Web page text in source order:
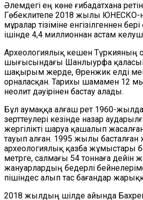
Әлемдегі ең көне ғибадатхана
Гөбеклитепе 2018 жылы ЮНЕСКО-
мұралар тізіміне енгізілгеннен
ішінде 4,4 миллионнан астам
Археологиялық кешен Түркияның
шығысындағы Шанлыурфа
шақырым жерде, Өренжик елді
орналасқан. Тарихы шамамен 12
неолит дәуірінен бастау алады.
Бұл аумаққа алғаш рет 1960-
зерттеулері кезінде назар
жергілікті шаруа қашалып
тауып алған. 1995 жылы басталған
археологиялық қазба жұмыстары
метрге, салмағы 54 тоннаға дейін
жануарлардың бедерлі
пішіндес алып тас бағандар
2018 жылдың шілде айында